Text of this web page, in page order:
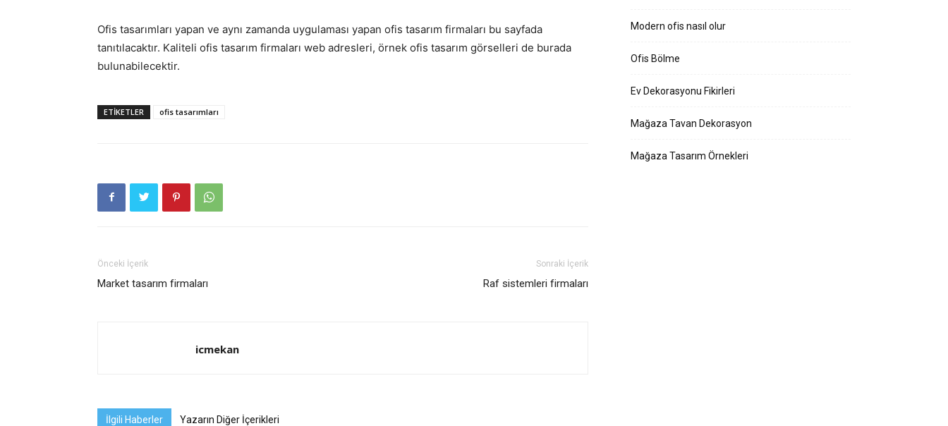
Ofis tasarımları yapan ve aynı zamanda uygulaması yapan ofis tasarım firmaları bu sayfada
tanıtılacaktır. Kaliteli ofis tasarım firmaları web adresleri, örnek ofis tasarım görselleri de burada
bulunabilecektir.
ETIKETLER ofis tasarımları
Önceki İçerik
Market tasarım firmaları
Sonraki İçerik
Raf sistemleri firmaları
icmekan
İlgili Haberler Yazarın Diğer İçerikleri
Modern ofis nasıl olur
Ofis Bölme
Ev Dekorasyonu Fikirleri
Mağaza Tavan Dekorasyon
Mağaza Tasarım Örnekleri